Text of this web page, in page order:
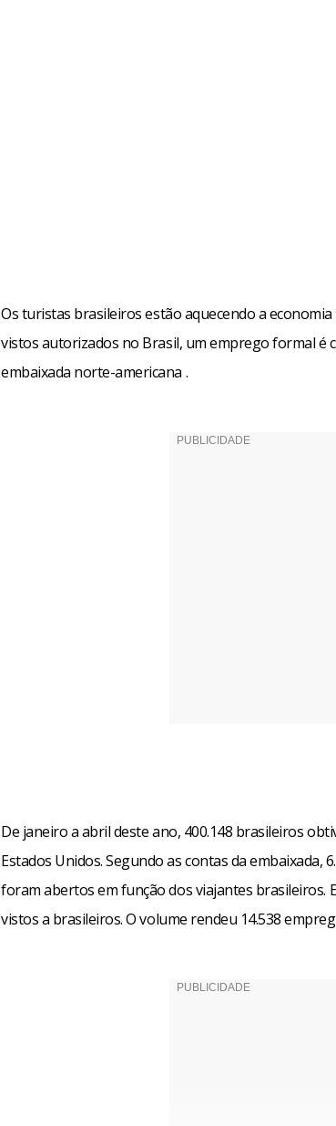
Os turistas brasileiros estão aquecendo a economia
vistos autorizados no Brasil, um emprego formal é
embaixada norte-americana .
De janeiro a abril deste ano, 400.148 brasileiros
Estados Unidos. Segundo as contas da embaixada,
foram abertos em função dos viajantes brasileiros.
vistos a brasileiros. O volume rendeu 14.538